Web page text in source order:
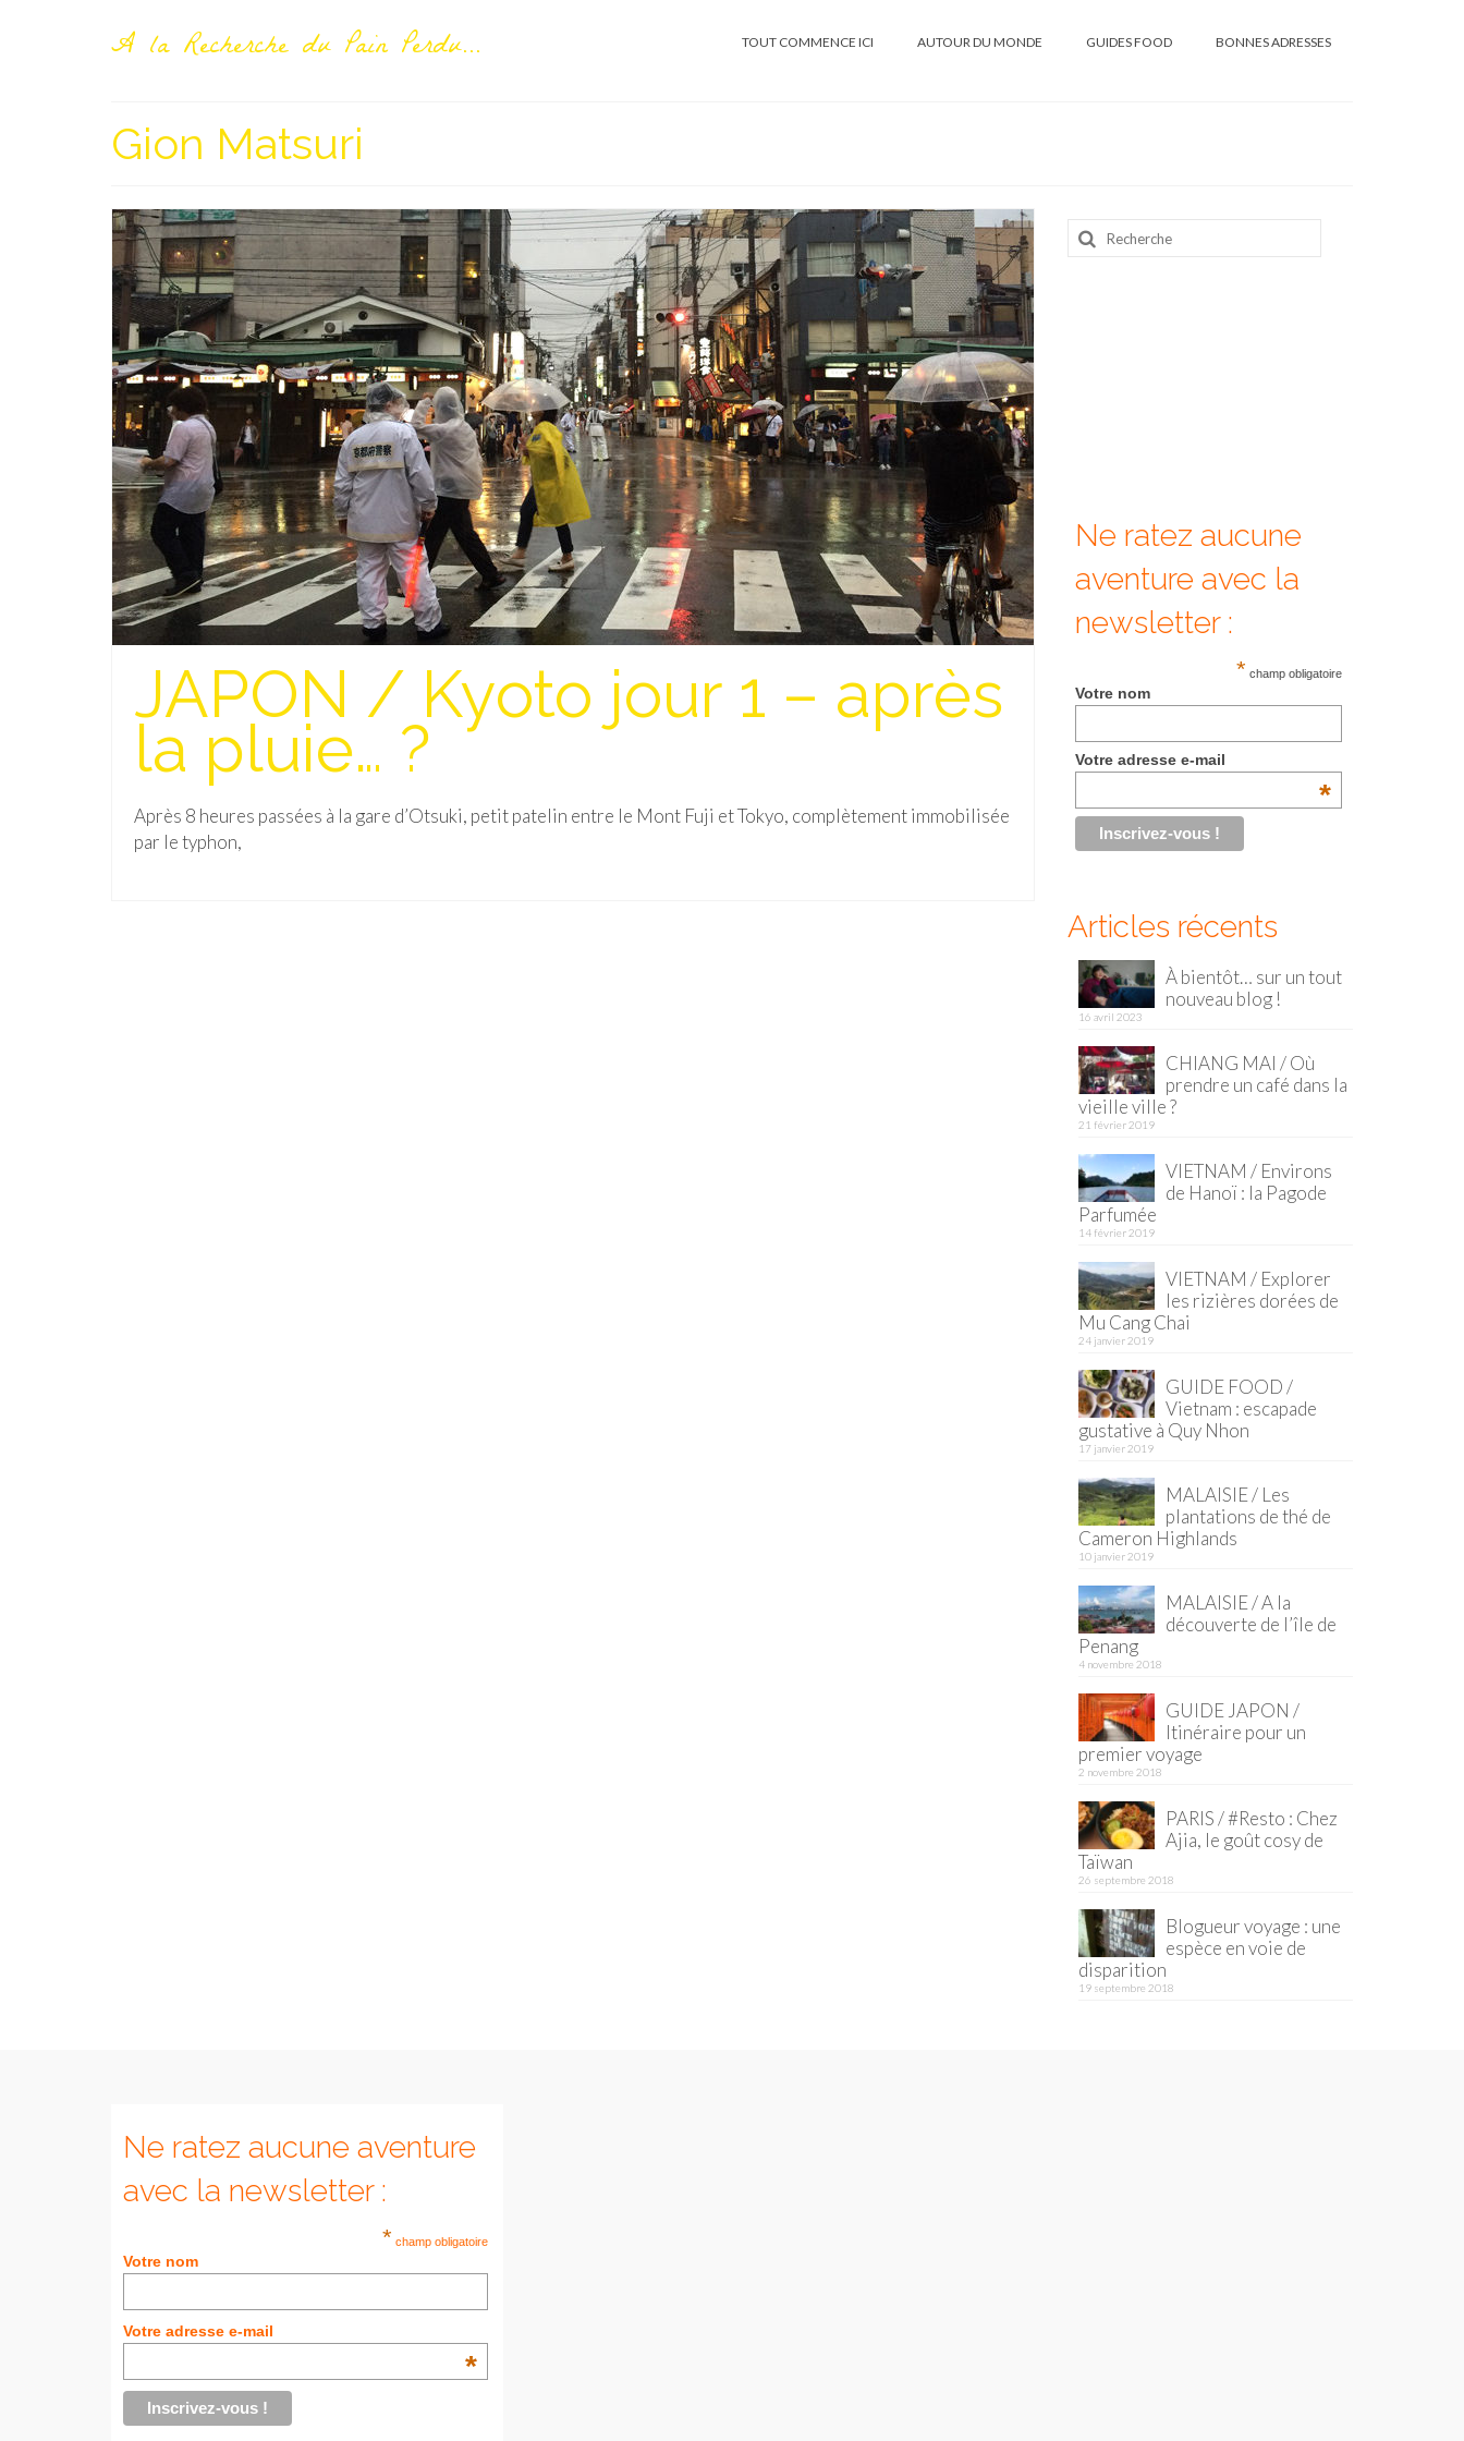
A la Recherche du Pain Perdu... TOUT COMMENCE ICI AUTOUR DU MONDE GUIDES FOOD BONNES ADRESSES
Gion Matsuri
JAPON / Kyoto jour 1 – après
la pluie… ?
Après 8 heures passées à la gare d’Otsuki, petit patelin entre le Mont Fuji et Tokyo, complètement immobilisée
par le typhon,
Rechercher
:
Ne ratez aucune
aventure avec la
newsletter :
* champ obligatoire
Votre nom
Votre adresse e-mail
*
Articles récents
À bientôt… sur un tout
nouveau blog !
16 avril 2023
CHIANG MAI / Où
prendre un café dans la
vieille ville ?
21 février 2019
VIETNAM / Environs
de Hanoï : la Pagode
Parfumée
14 février 2019
VIETNAM / Explorer
les rizières dorées de
Mu Cang Chai
24 janvier 2019
GUIDE FOOD /
Vietnam : escapade
gustative à Quy Nhon
17 janvier 2019
MALAISIE / Les
plantations de thé de
Cameron Highlands
10 janvier 2019
MALAISIE / A la
découverte de l’île de
Penang
4 novembre 2018
GUIDE JAPON /
Itinéraire pour un
premier voyage
2 novembre 2018
PARIS / #Resto : Chez
Ajia, le goût cosy de
Taïwan
26 septembre 2018
Blogueur voyage : une
espèce en voie de
disparition
19 septembre 2018
Ne ratez aucune aventure
avec la newsletter :
* champ obligatoire
Votre nom
Votre adresse e-mail
*